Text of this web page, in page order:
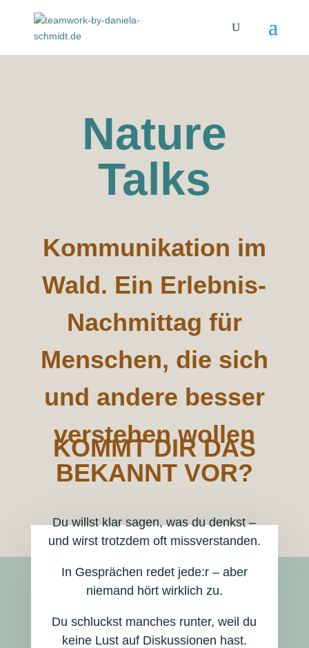
Nature
Talks
Kommunikation im
Wald. Ein Erlebnis-
Nachmittag für
Menschen, die sich
und andere besser
verstehen wollen
KOMMT DIR DAS
BEKANNT VOR?
Du willst klar sagen, was du denkst –
und wirst trotzdem oft missverstanden.
In Gesprächen redet jede:r – aber
niemand hört wirklich zu.
Du schluckst manches runter, weil du
keine Lust auf Diskussionen hast.